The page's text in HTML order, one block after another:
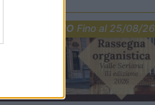
PROMO Fino al 25/08/26